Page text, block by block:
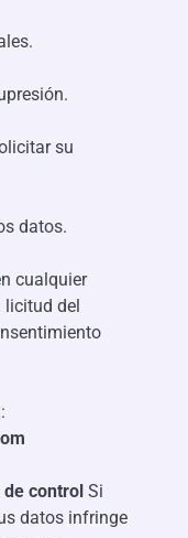
su
datos.
cualquier
licitud del
de control Si
datos infringe